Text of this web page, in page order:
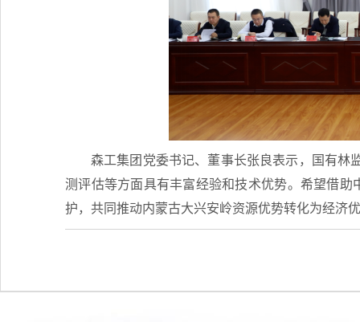
森工集团党委书记、董事长张良表示，国有林
测评估等方面具有丰富经验和技术优势。希望借助
护，共同推动内蒙古大兴安岭资源优势转化为经济